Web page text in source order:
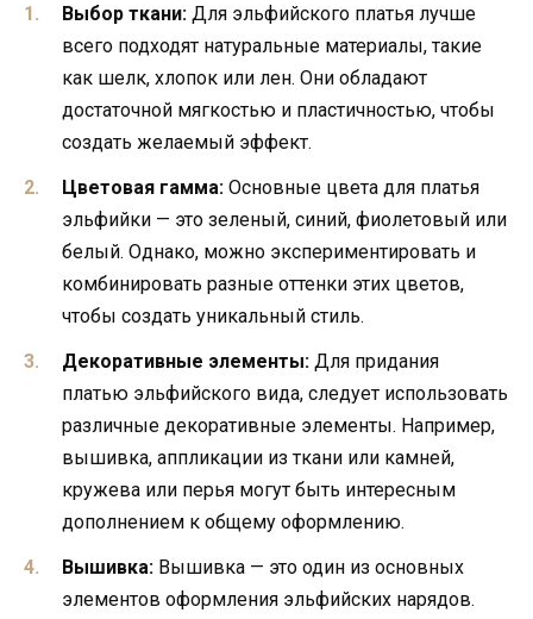
Выбор ткани: Для эльфийского платья лучше
всего подходят натуральные материалы, такие
как шелк, хлопок или лен. Они обладают
достаточной мягкостью и пластичностью, чтобы
создать желаемый эффект.
Цветовая гамма: Основные цвета для платья
эльфийки — это зеленый, синий, фиолетовый или
белый. Однако, можно экспериментировать и
комбинировать разные оттенки этих цветов,
чтобы создать уникальный стиль.
Декоративные элементы: Для придания
платью эльфийского вида, следует использовать
различные декоративные элементы. Например,
вышивка, аппликации из ткани или камней,
кружева или перья могут быть интересным
дополнением к общему оформлению.
Вышивка: Вышивка — это один из основных
элементов оформления эльфийских нарядов.